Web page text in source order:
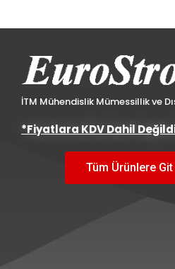
İTM Mühendislik Mümessillik ve
*Fiyatlara KDV Dahil
Tüm Ürünlere Git